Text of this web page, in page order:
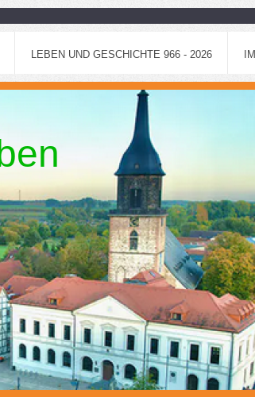
LEBEN UND GESCHICHTE 966 - 2026